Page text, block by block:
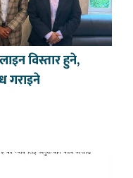
विस्तार हुने,
गराइने